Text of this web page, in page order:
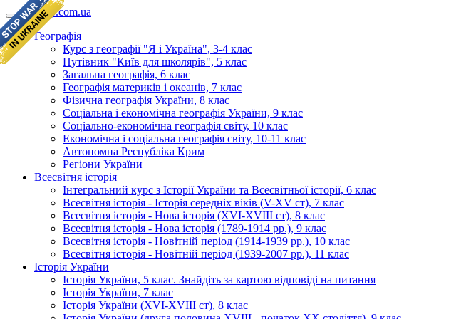
geomap.com.ua
Географія
Курс з географії "Я і Україна", 3-4 клас
Путівник "Київ для школярів", 5 клас
Загальна географія, 6 клас
Географія материків і океанів, 7 клас
Фізична географія України, 8 клас
Соціальна і економічна географія України, 9 клас
Соціально-економічна географія світу, 10 клас
Економічна і соціальна географія світу, 10-11 клас
Автономна Республіка Крим
Регіони України
Всесвітня історія
Інтегральний курс з Історії України та Всесвітньої історії, 6 клас
Всесвітня історія - Історія середніх віків (V-XV ст), 7 клас
Всесвітня історія - Нова історія (XVI-XVIII ст), 8 клас
Всесвітня історія - Нова історія (1789-1914 рр.), 9 клас
Всесвітня історія - Новітній період (1914-1939 рр.), 10 клас
Всесвітня історія - Новітній період (1939-2007 рр.), 11 клас
Історія України
Історія України, 5 клас. Знайдіть за картою відповіді на питання
Історія України, 7 клас
Історія України (XVI-XVIII ст), 8 клас